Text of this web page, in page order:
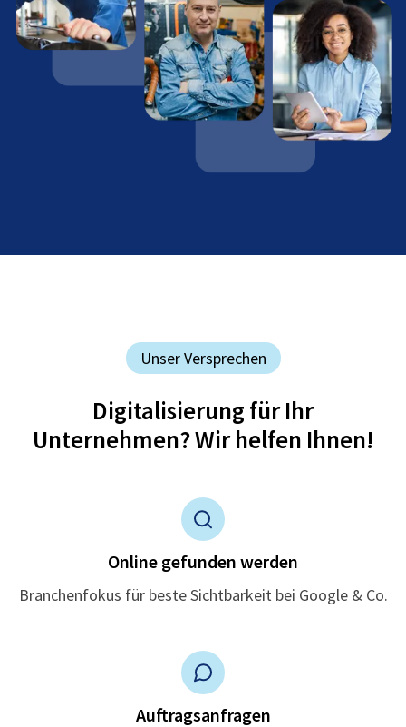
Unser Versprechen
Digitalisierung für Ihr
Unternehmen? Wir helfen Ihnen!
Online gefunden werden
Branchenfokus für beste Sichtbarkeit bei Google & Co.
Auftragsanfragen